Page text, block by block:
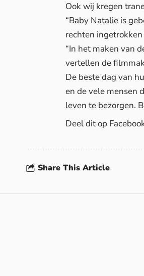
Ook wij kregen
“Baby Natalie is
rechten
“In het maken van
vertellen de
De beste dag van
en de vele mensen
leven te bezorgen.
Deel dit op
Share This Article